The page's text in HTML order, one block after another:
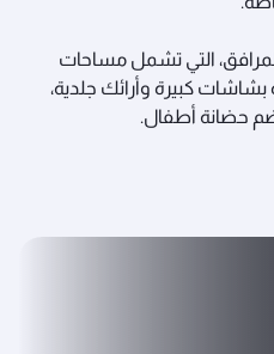
التي تشمل مساحات
كبيرة وأرائك جلدية،
حضانة أطفال.